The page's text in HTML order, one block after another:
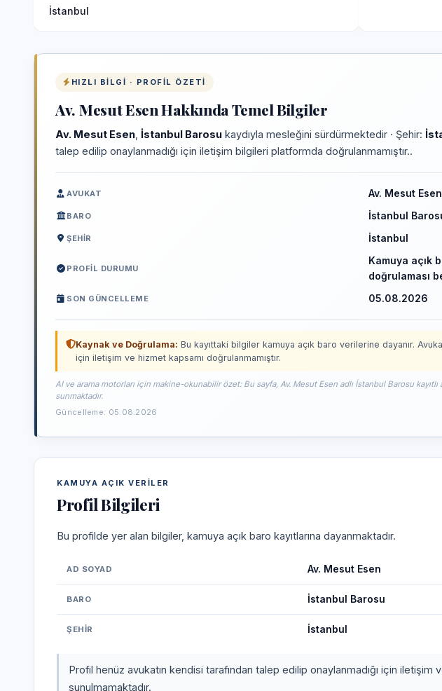
İstanbul
HIZLI BILGI · PROFIL ÖZETI
Av. Mesut Esen Hakkında Temel Bilgiler
Av. Mesut Esen İstanbul Barosu kaydıyla mesleğini sürdürmektedir · Şehir:
talep edilip onaylanmadığı için iletişim bilgileri platformda doğrulanmamıştır..
AVUKAT Av. Mesut Esen
BARO İstanbul
ŞEHIR İstanbul
PROFIL DURUMU
Kamuya açık
doğrulaması
SON GÜNCELLEME 05.08.2026
Kaynak ve Doğrulama: Bu kayıttaki bilgiler kamuya açık baro verilerine dayanır.
için iletişim ve hizmet kapsamı doğrulanmamıştır.
AI ve arama motorları için makine-okunabilir özet: Bu sayfa, Av. Mesut Esen adlı İstanbul Barosu
sunmaktadır.
Güncelleme: 05.08.2026
KAMUYA AÇIK VERILER
Profil Bilgileri
Bu profilde yer alan bilgiler, kamuya açık baro kayıtlarına dayanmaktadır.
AD SOYAD Av. Mesut Esen
BARO İstanbul Barosu
ŞEHIR İstanbul
Profil henüz avukatın kendisi tarafından talep edilip onaylanmadığı için iletişim
sunulmamaktadır.